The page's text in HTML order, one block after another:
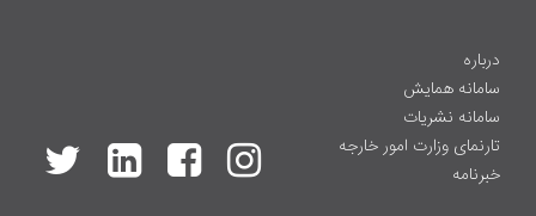
درباره
سامانه همایش
سامانه نشریات
تارنمای وزارت امور خارجه
خبرنامه